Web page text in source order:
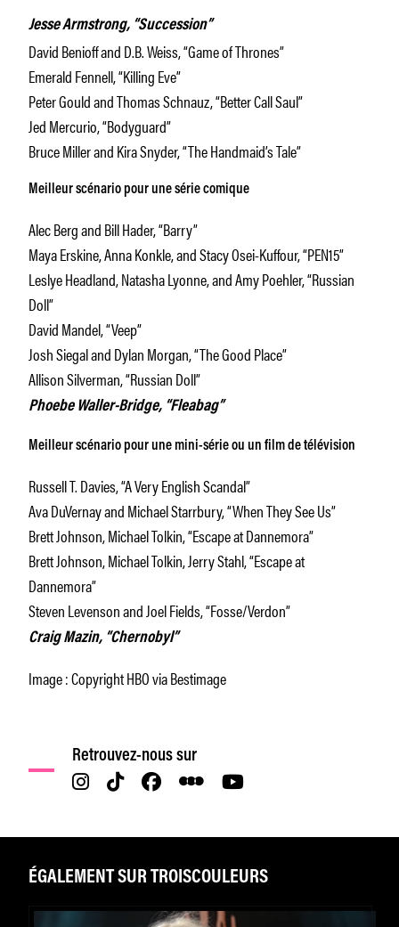
Jesse Armstrong, “Succession”
David Benioff and D.B. Weiss, “Game of Thrones”
Emerald Fennell, “Killing Eve”
Peter Gould and Thomas Schnauz, “Better Call Saul”
Jed Mercurio, “Bodyguard”
Bruce Miller and Kira Snyder, “The Handmaid’s Tale”
Meilleur scénario pour une série comique
Alec Berg and Bill Hader, “Barry”
Maya Erskine, Anna Konkle, and Stacy Osei-Kuffour, “PEN15”
Leslye Headland, Natasha Lyonne, and Amy Poehler, “Russian
Doll”
David Mandel, “Veep”
Josh Siegal and Dylan Morgan, “The Good Place”
Allison Silverman, “Russian Doll”
Phoebe Waller-Bridge, “Fleabag”
Meilleur scénario pour une mini-série ou un film de télévision
Russell T. Davies, “A Very English Scandal”
Ava DuVernay and Michael Starrbury, “When They See Us”
Brett Johnson, Michael Tolkin, “Escape at Dannemora”
Brett Johnson, Michael Tolkin, Jerry Stahl, “Escape at
Dannemora”
Steven Levenson and Joel Fields, “Fosse/Verdon”
Craig Mazin, “Chernobyl”
Image : Copyright HBO via Bestimage
Retrouvez-nous sur
ÉGALEMENT SUR TROISCOULEURS